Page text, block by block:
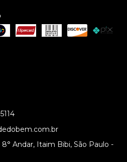
8° Andar, Itaim Bibi, São Paulo -